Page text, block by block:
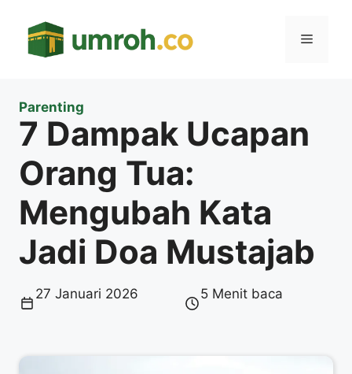
Menu
Parenting
7 Dampak Ucapan
Orang Tua:
Mengubah Kata
Jadi Doa Mustajab
27 Januari 2026 5 Menit baca